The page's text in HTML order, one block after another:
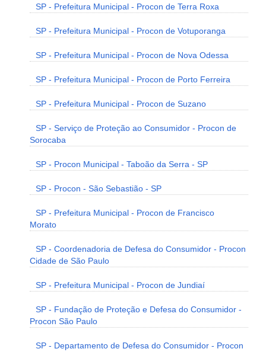
SP - Prefeitura Municipal - Procon de Terra Roxa
SP - Prefeitura Municipal - Procon de Votuporanga
SP - Prefeitura Municipal - Procon de Nova Odessa
SP - Prefeitura Municipal - Procon de Porto Ferreira
SP - Prefeitura Municipal - Procon de Suzano
SP - Serviço de Proteção ao Consumidor - Procon de
Sorocaba
SP - Procon Municipal - Taboão da Serra - SP
SP - Procon - São Sebastião - SP
SP - Prefeitura Municipal - Procon de Francisco
Morato
SP - Coordenadoria de Defesa do Consumidor - Procon
Cidade de São Paulo
SP - Prefeitura Municipal - Procon de Jundiaí
SP - Fundação de Proteção e Defesa do Consumidor -
Procon São Paulo
SP - Departamento de Defesa do Consumidor - Procon